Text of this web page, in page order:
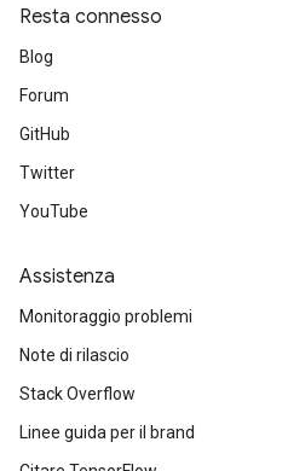
Resta connesso
Blog
Forum
GitHub
Twitter
YouTube
Assistenza
Monitoraggio problemi
Note di rilascio
Stack Overflow
Linee guida per il brand